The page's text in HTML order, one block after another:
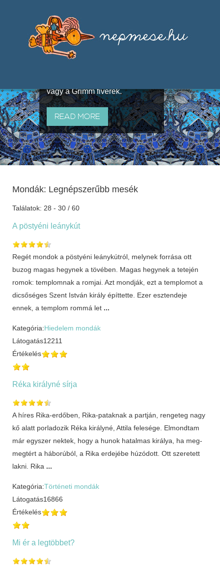
útján terjedő elbeszélésekből,
melyeket olyan ismert gyűjtők
állítottak össze, mint Benedek
vagy a Grimm fivérek.
READ MORE
Mondák: Legnépszerűbb mesék
Találatok: 28 - 30 / 60
A pöstyéni leánykút
Regét mondok a pöstyéni leánykútról, melynek forrása ott
buzog magas hegynek a tövében. Magas hegynek a tetején
romok: templomnak a romjai. Azt mondják, ezt a templomot a
dicsőséges Szent István király építtette. Ezer esztendeje
ennek, a templom rommá let ...
Kategória:Hiedelem mondák
Látogatás12211
Értékelés
Réka királyné sírja
A híres Rika-erdőben, Rika-pataknak a partján, rengeteg nagy
kő alatt porladozik Réka királyné, Attila felesége. Elmondtam
már egyszer nektek, hogy a hunok hatalmas királya, ha meg-
megtért a háborúból, a Rika erdejébe húzódott. Ott szeretett
lakni. Rika ...
Kategória:Történeti mondák
Látogatás16866
Értékelés
Mi ér a legtöbbet?